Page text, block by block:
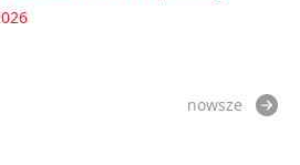
nowsze